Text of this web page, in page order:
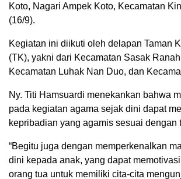
Koto, Nagari Ampek Koto, Kecamatan
(16/9).
Kegiatan ini diikuti oleh delapan Taman
(TK), yakni dari Kecamatan Sasak
Kecamatan Luhak Nan Duo, dan
Ny. Titi Hamsuardi menekankan bahwa
pada kegiatan agama sejak dini dapat
kepribadian yang agamis sesuai dengan
“Begitu juga dengan memperkenalkan
dini kepada anak, yang dapat
orang tua untuk memiliki cita-cita